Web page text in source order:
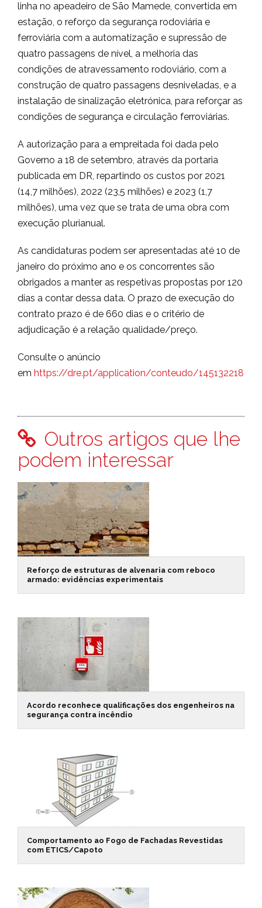
linha no apeadeiro de São Mamede, convertida em
estação, o reforço da segurança rodoviária e
ferroviária com a automatização e supressão de
quatro passagens de nível, a melhoria das
condições de atravessamento rodoviário, com a
construção de quatro passagens desniveladas, e a
instalação de sinalização eletrónica, para reforçar as
condições de segurança e circulação ferroviárias.
A autorização para a empreitada foi dada pelo
Governo a 18 de setembro, através da portaria
publicada em DR, repartindo os custos por 2021
(14,7 milhões), 2022 (23,5 milhões) e 2023 (1,7
milhões), uma vez que se trata de uma obra com
execução plurianual.
As candidaturas podem ser apresentadas até 10 de
janeiro do próximo ano e os concorrentes são
obrigados a manter as respetivas propostas por 120
dias a contar dessa data. O prazo de execução do
contrato prazo é de 660 dias e o critério de
adjudicação é a relação qualidade/preço.
Consulte o anúncio
em https://dre.pt/application/conteudo/145132218
Outros artigos que lhe
podem interessar
Reforço de estruturas de alvenaria com reboco
armado: evidências experimentais
Acordo reconhece qualificações dos engenheiros na
segurança contra incêndio
Comportamento ao Fogo de Fachadas Revestidas
com ETICS/Capoto